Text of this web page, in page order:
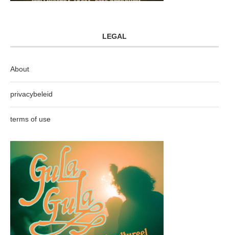
LEGAL
About
privacybeleid
terms of use